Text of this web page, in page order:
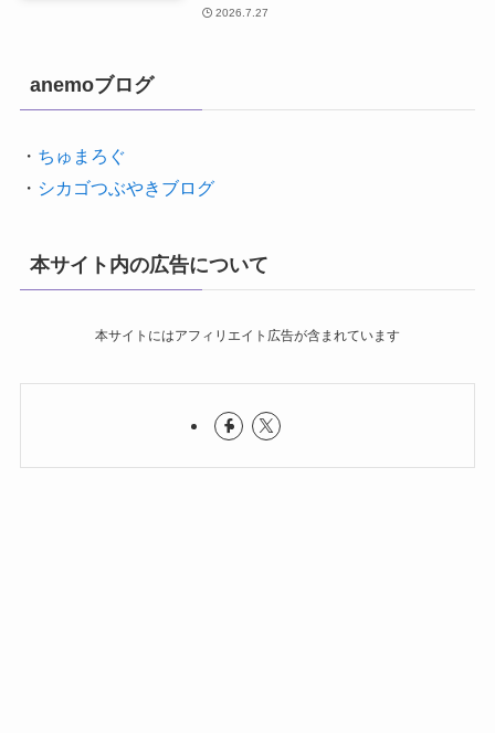
2026.7.27
anemoブログ
・ ちゅまろぐ
・ シカゴつぶやきブログ
本サイト内の広告について
本サイトにはアフィリエイト広告が含まれています